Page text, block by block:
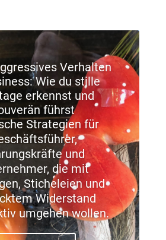
Verhalten
Wie du stille
erkennst und
führst
Strategien für
und
die mit
Sticheleien und
Widerstand
umgehen wollen.